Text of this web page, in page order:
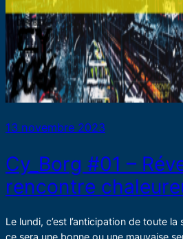
13 novembre 2023
Cy_Borg #01 –
rencontre
Le lundi, c’est l’anticipation de toute